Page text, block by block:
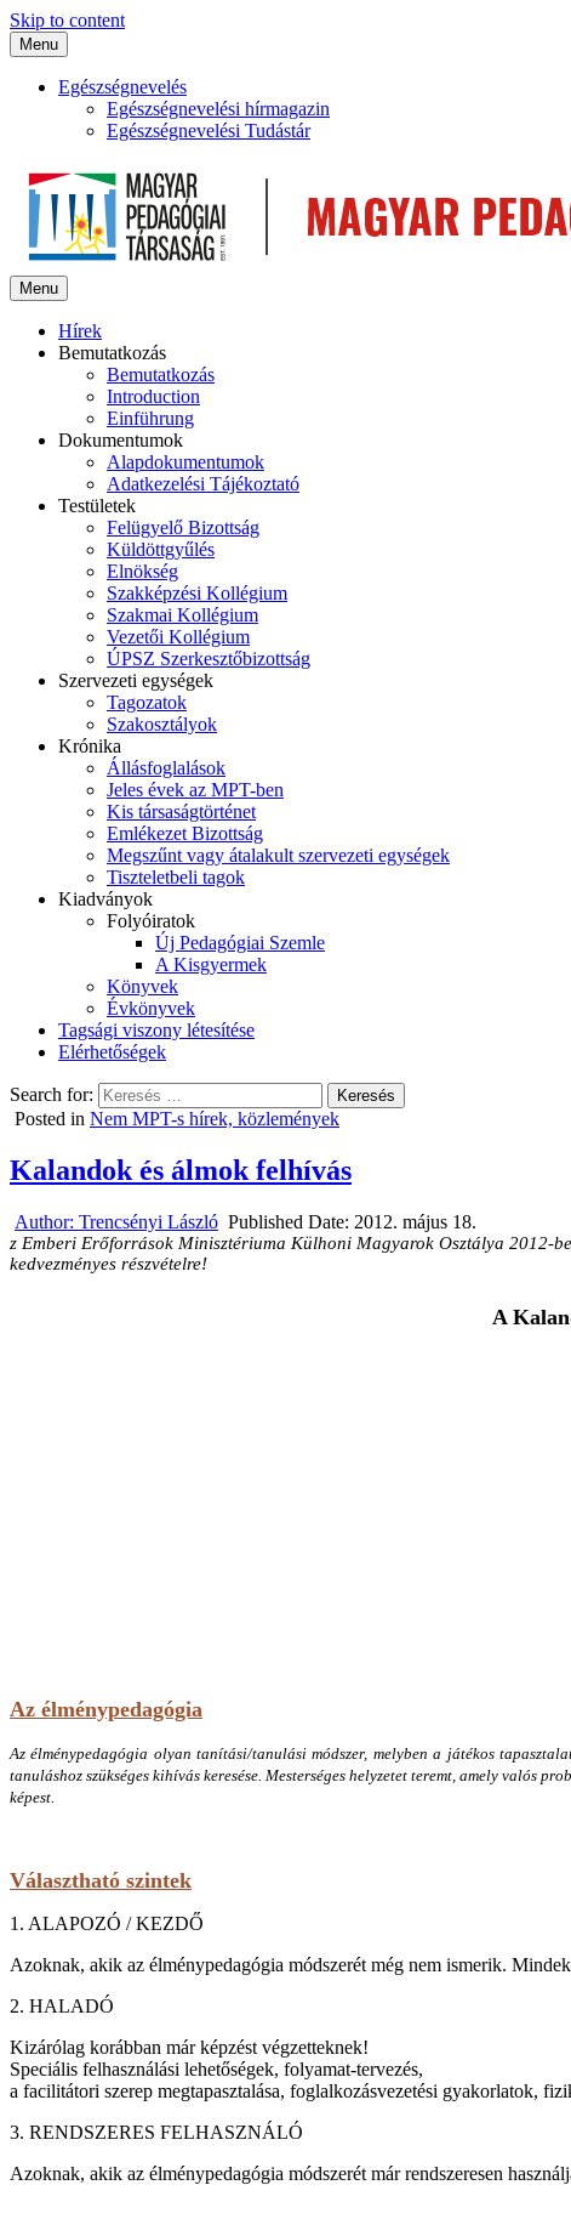
Skip to content
Menu
Egészségnevelés
Egészségnevelési hírmagazin
Egészségnevelési Tudástár
Menu
Hírek
Bemutatkozás
Bemutatkozás
Introduction
Einführung
Dokumentumok
Alapdokumentumok
Adatkezelési Tájékoztató
Testületek
Felügyelő Bizottság
Küldöttgyűlés
Elnökség
Szakképzési Kollégium
Szakmai Kollégium
Vezetői Kollégium
ÚPSZ Szerkesztőbizottság
Szervezeti egységek
Tagozatok
Szakosztályok
Krónika
Állásfoglalások
Jeles évek az MPT-ben
Kis társaságtörténet
Emlékezet Bizottság
Megszűnt vagy átalakult szervezeti egységek
Tiszteletbeli tagok
Kiadványok
Folyóiratok
Új Pedagógiai Szemle
A Kisgyermek
Könyvek
Évkönyvek
Tagsági viszony létesítése
Elérhetőségek
Search for:
Posted in Nem MPT-s hírek, közlemények
Kalandok és álmok felhívás
Author: Trencsényi László Published Date: 2012. május 18.
z Emberi Erőforrások Minisztériuma Külhoni Magyarok Osztálya 2012-
kedvezményes részvételre!
A
Az élménypedagógia
Az élménypedagógia olyan tanítási/tanulási módszer, melyben a játékos
tanuláshoz szükséges kihívás keresése. Mesterséges helyzetet teremt, amely valós
képest.
Választható szintek
1. ALAPOZÓ / KEZDŐ
Azoknak, akik az élménypedagógia módszerét még nem ismerik.
2. HALADÓ
Kizárólag korábban már képzést végzetteknek!
Speciális felhasználási lehetőségek, folyamat-tervezés,
a facilitátori szerep megtapasztalása, foglalkozásvezetési gyakorlatok,
3. RENDSZERES FELHASZNÁLÓ
Azoknak, akik az élménypedagógia módszerét már rendszeresen